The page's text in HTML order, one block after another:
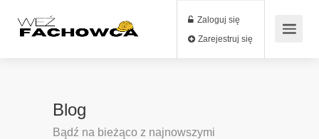
Zaloguj się
Zarejestruj się
Blog
Bądź na bieżąco z najnowszymi